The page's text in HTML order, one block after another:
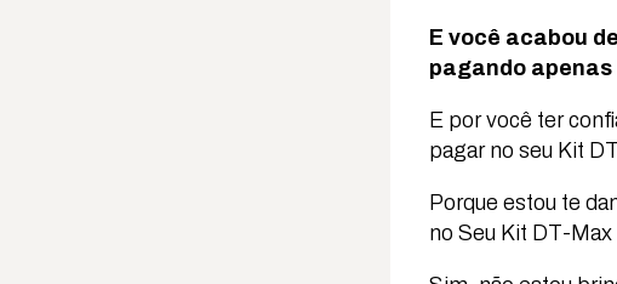
E você acabou
pagando apenas
E por você ter
pagar no seu Kit
Porque estou te
no Seu Kit DT-